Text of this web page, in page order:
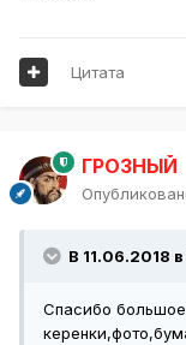
Цитата
ГРОЗНЫЙ
В 11.06.2018 в
Спасибо